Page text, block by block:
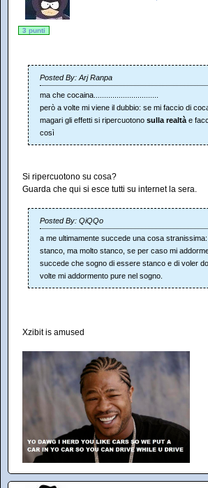
3 punti
Posted By: Arj Ranpa
ma che cocaina...............................
però a volte mi viene il dubbio: se mi faccio di
magari gli effetti si ripercuotono sulla realtà e
così
Si ripercuotono su cosa?
Guarda che qui si esce tutti su internet la sera.
Posted By: QiQQo
a me ultimamente succede una cosa
stanco, ma molto stanco, se per caso mi
succede che sogno di essere stanco e di voler
volte mi addormento pure nel sogno.
Xzibit is amused